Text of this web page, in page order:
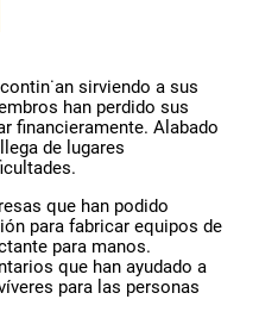
sirviendo a sus
han perdido sus
financieramente. Alabado
de lugares
que han podido
para fabricar equipos de
para manos.
que han ayudado a
para las personas